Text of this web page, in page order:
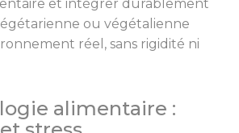
et intégrer durablement
ou végétalienne
réel, sans rigidité ni
alimentaire :